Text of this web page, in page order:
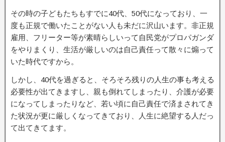
その時の子どもたちもすでに40代、50代になっており、一
度も正規で働いたことがない人も未だに沢山います。非正規
雇用、フリーター等が素晴らしいって自民党がプロパガンダ
をやりまくり、生活が厳しいのは自己責任って散々に煽って
いた時代ですから。
しかし、40代を過ぎると、そろそろ残りの人生の事も考える
必要性が出てきますし、親も倒れてしまったり、介護が必要
になってしまったりなど、若い頃に自己責任で済まされてき
た状況が更に厳しくなってきており、人生に絶望する人だっ
て出てきてます。